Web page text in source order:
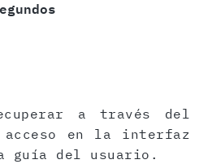
a través del
en la interfaz
guía del usuario.